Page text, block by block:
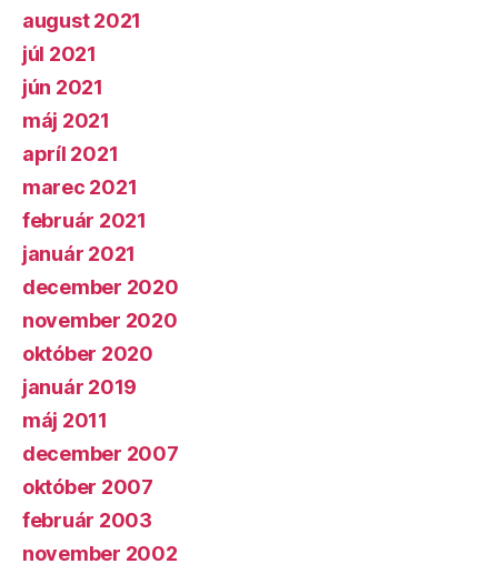
august 2021
júl 2021
jún 2021
máj 2021
apríl 2021
marec 2021
február 2021
január 2021
december 2020
november 2020
október 2020
január 2019
máj 2011
december 2007
október 2007
február 2003
november 2002